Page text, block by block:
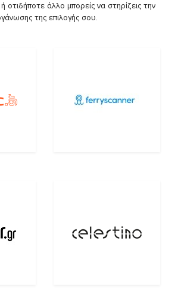
οτιδήποτε άλλο μπορείς να στηρίζεις την
της επιλογής σου.